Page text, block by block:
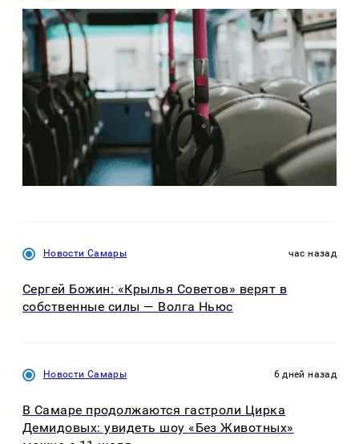
Новости Самары час назад
Сергей Божин: «Крылья Советов» верят в
собственные силы — Волга Ньюс
Новости Самары 6 дней назад
В Самаре продолжаются гастроли Цирка
Демидовых: увидеть шоу «Без Животных»